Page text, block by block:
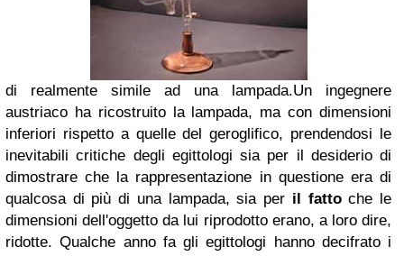
di realmente simile ad una lampada.Un ingegnere
austriaco ha ricostruito la lampada, ma con dimensioni
inferiori rispetto a quelle del geroglifico, prendendosi le
inevitabili critiche degli egittologi sia per il desiderio di
dimostrare che la rappresentazione in questione era di
qualcosa di più di una lampada, sia per il fattoche le
dimensioni dell'oggetto da lui riprodotto erano, a loro dire,
ridotte. Qualche anno fa gli egittologi hanno decifrato i